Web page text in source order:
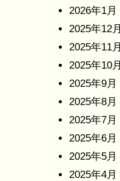
2026年1月
2025年12月
2025年11月
2025年10月
2025年9月
2025年8月
2025年7月
2025年6月
2025年5月
2025年4月